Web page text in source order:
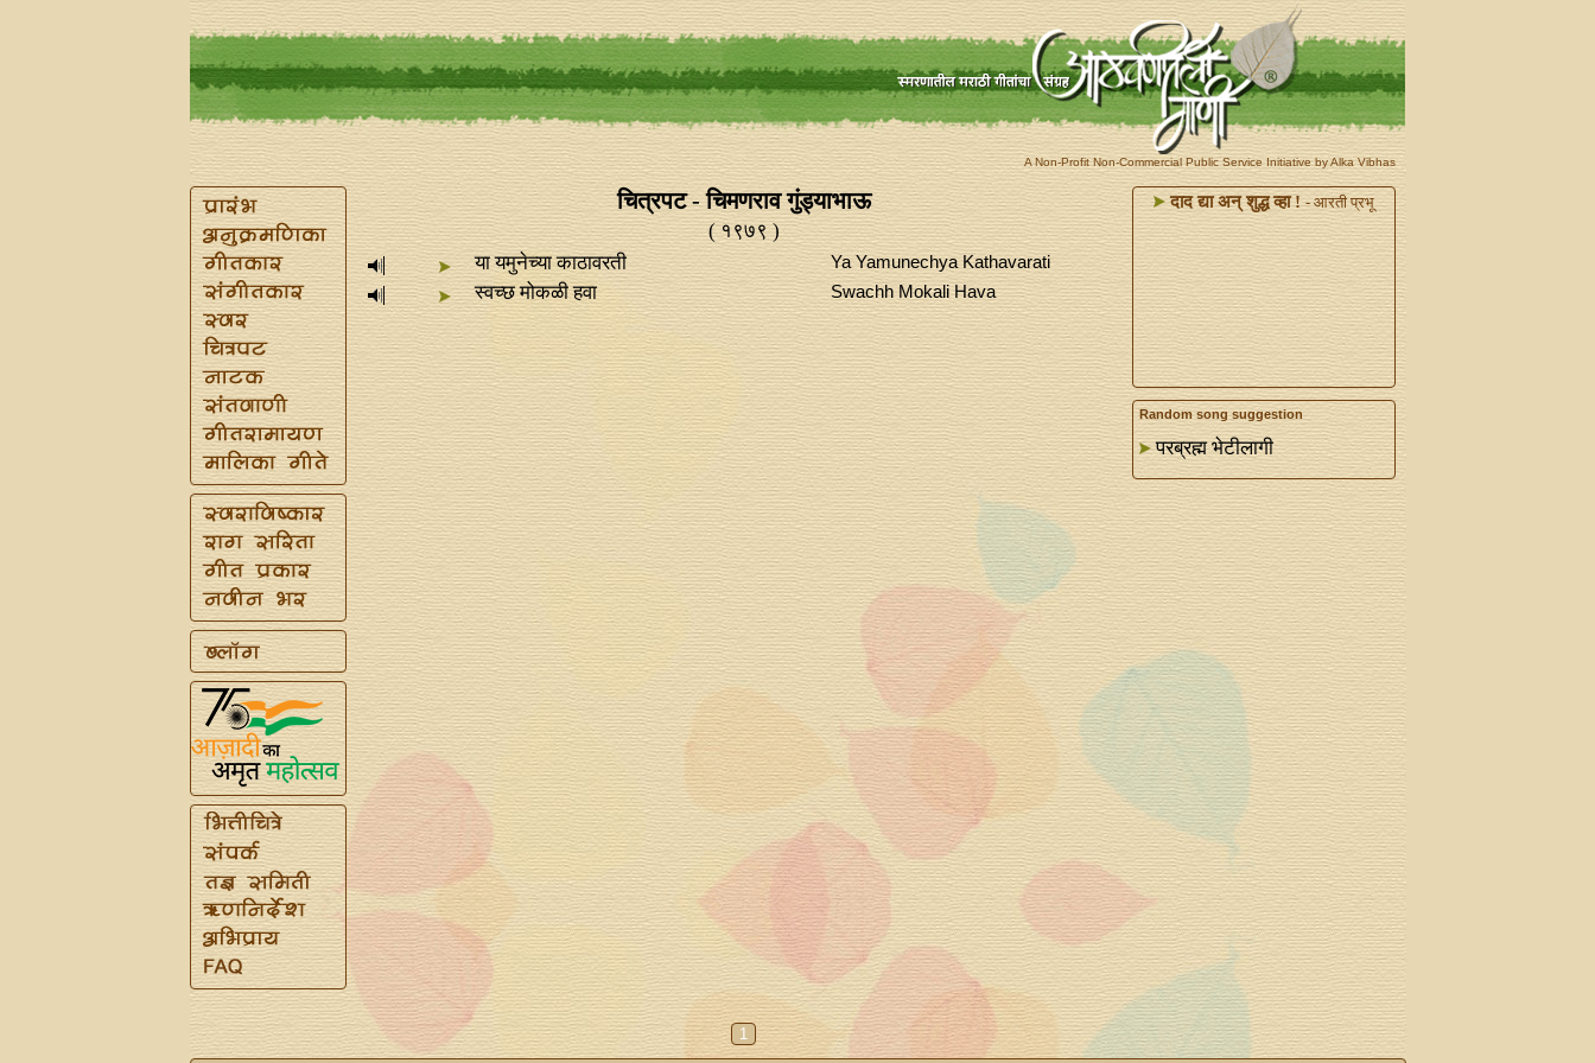
A Non-Profit Non-Commercial Public Service Initiative by Alka Vibhas
चित्रपट - चिमणराव गुंड्याभाऊ
( १९७९ )
या यमुनेच्या काठावरती
Ya Yamunechya Kathavarati
स्वच्छ मोकळी हवा Swachh Mokali Hava
दाद द्या अन्‌ शुद्ध व्हा ! - आरती प्रभू
Random song suggestion
परब्रह्म भेटीलागी